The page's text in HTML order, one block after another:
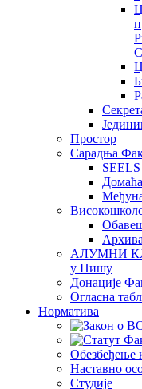
Простор
Сарадња
SEELS
Архива
АЛУМНИ
у Нишу
Донације
Огласна
Норматива
Обезбеђење
Наставно
Студије